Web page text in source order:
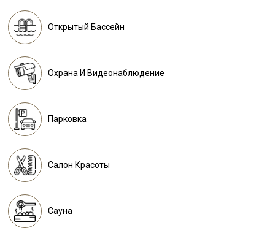
Открытый Бассейн
Охрана И Видеонаблюдение
Парковка
Салон Красоты
Сауна